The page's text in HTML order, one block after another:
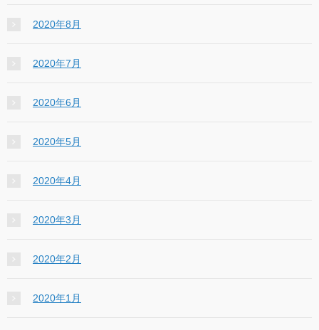
2020年8月
2020年7月
2020年6月
2020年5月
2020年4月
2020年3月
2020年2月
2020年1月